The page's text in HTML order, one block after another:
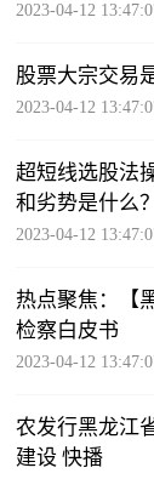
2023-04-12
股票大宗交易
2023-04-12
超短线选股法
和劣势是什么？
2023-04-12
热点聚焦：【
检察白皮书
2023-04-12
农发行黑龙江
建设 快播